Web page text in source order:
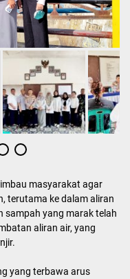
masyarakat agar
terutama ke dalam aliran
sampah yang marak telah
aliran air, yang
yang terbawa arus